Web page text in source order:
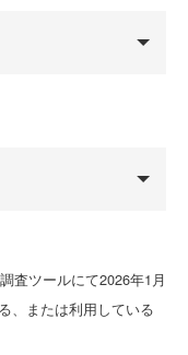
トです。そのた
が一切なく、返却
ません。自分でア
ムを自由に楽し
査ツールにて2026年1月
、または利用している